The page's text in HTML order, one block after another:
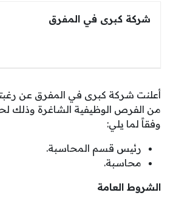
شركة كبرى في المفرق
أعلنت شركة كبرى في المفرق عن
من الفرص الوظيفية الشاغرة وذلك
وفقاً لما يلي:
رئيس قسم المحاسبة.
محاسبة.
الشروط العامة